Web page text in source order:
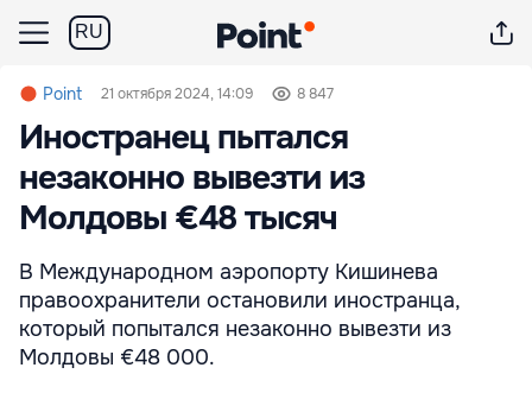
RU
Point 21 октября 2024, 14:09 8 847
Иностранец пытался
незаконно вывезти из
Молдовы €48 тысяч
В Международном аэропорту Кишинева
правоохранители остановили иностранца,
который попытался незаконно вывезти из
Молдовы €48 000.